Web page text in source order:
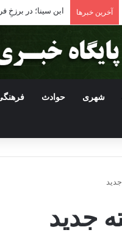
آخرین خبرها ابن سینا؛ در برزخِ
شهری حوادث